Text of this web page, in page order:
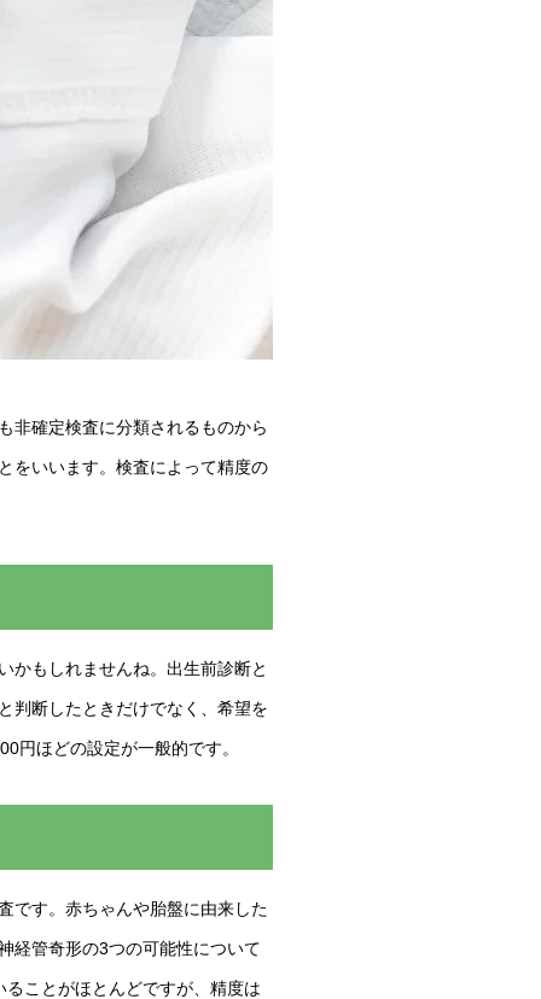
非確定検査に分類されるものから
をいいます。検査によって精度の
かもしれませんね。出生前診断と
判断したときだけでなく、希望を
円ほどの設定が一般的です。
です。赤ちゃんや胎盤に由来した
経管奇形の3つの可能性について
ことがほとんどですが、精度は